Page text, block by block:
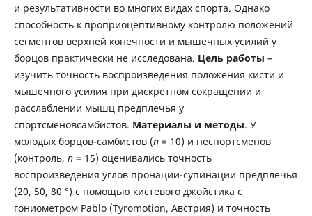
и результативности во многих видах спорта. Однако
способность к проприоцептивному контролю положений
сегментов верхней конечности и мышечных усилий у
борцов практически не исследована. Цель работы –
изучить точность воспроизведения положения кисти и
мышечного усилия при дискретном сокращении и
расслаблении мышц предплечья у
спортсменовсамбистов. Материалы и методы. У
молодых борцов-самбистов (n = 10) и неспортсменов
(контроль, n = 15) оценивались точность
воспроизведения углов пронации-супинации предплечья
(20, 50, 80 °) с помощью кистевого джойстика с
гониометром Pablo (Tyromotion, Австрия) и точность